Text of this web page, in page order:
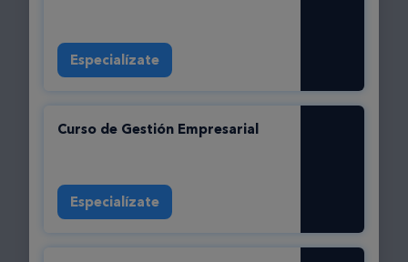
Especialízate
Curso de Gestión Empresarial
Especialízate